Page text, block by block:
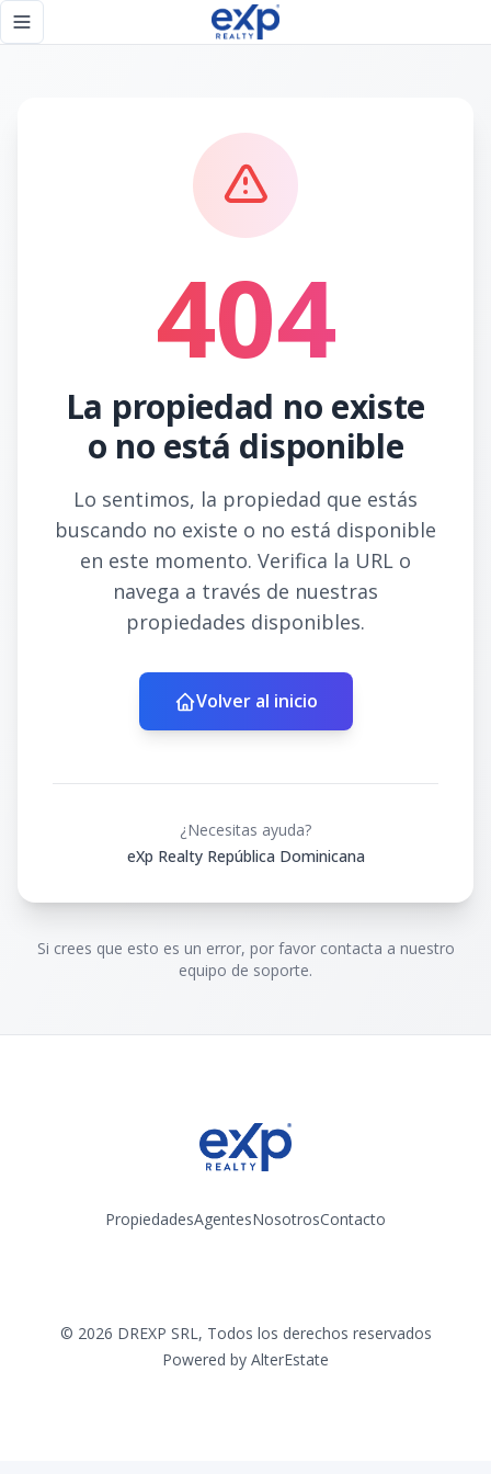
Toggle navigation menu
404
La propiedad no existe
o no está disponible
Lo sentimos, la propiedad que estás
buscando no existe o no está disponible
en este momento. Verifica la URL o
navega a través de nuestras
propiedades disponibles.
Volver al inicio
¿Necesitas ayuda?
eXp Realty República Dominicana
Si crees que esto es un error, por favor contacta a nuestro
equipo de soporte.
PropiedadesAgentesNosotrosContacto
© 2026 DREXP SRL, Todos los derechos reservados
Powered by AlterEstate
Página no encontrada - eXp Realty República Dominicana